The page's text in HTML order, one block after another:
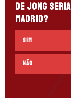
De Jong
Madrid?
Sim
Não